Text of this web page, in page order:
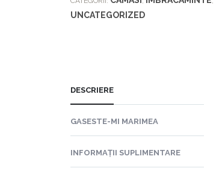
UNCATEGORIZED
DESCRIERE
GASESTE-MI MARIMEA
INFORMAȚII SUPLIMENTARE